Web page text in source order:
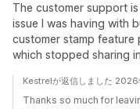
The customer support
issue I was having with
customer stamp feature
which stopped sharing
Kestrelが返信しました 2026
Thanks so much for